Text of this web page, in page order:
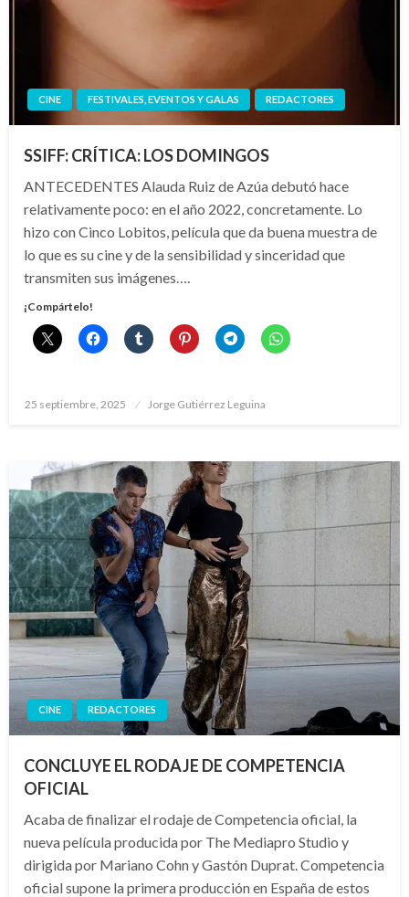
CINE FESTIVALES, EVENTOS Y GALAS REDACTORES
SSIFF: CRÍTICA: LOS DOMINGOS
ANTECEDENTES Alauda Ruiz de Azúa debutó hace
relativamente poco: en el año 2022, concretamente. Lo
hizo con Cinco Lobitos, película que da buena muestra de
lo que es su cine y de la sensibilidad y sinceridad que
transmiten sus imágenes….
¡Compártelo!
Publicado
25 septiembre, 2025 Jorge Gutiérrez Leguina
CINE REDACTORES
CONCLUYE EL RODAJE DE COMPETENCIA
OFICIAL
Acaba de finalizar el rodaje de Competencia oficial, la
nueva película producida por The Mediapro Studio y
dirigida por Mariano Cohn y Gastón Duprat. Competencia
oficial supone la primera producción en España de estos